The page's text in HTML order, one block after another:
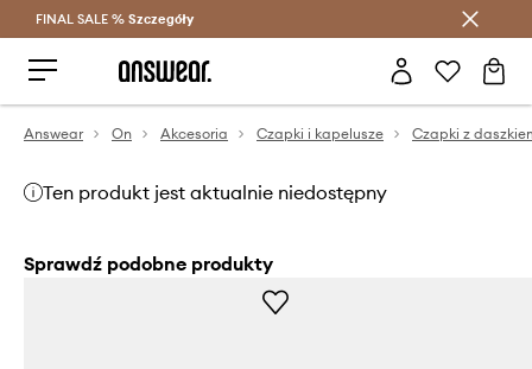
Oszczędzaj z Answear Club >
FINAL SALE % Szczegóły
Answear On Akcesoria Czapki i kapelusze Czapki z
Ten produkt jest aktualnie niedostępny
Sprawdź podobne produkty